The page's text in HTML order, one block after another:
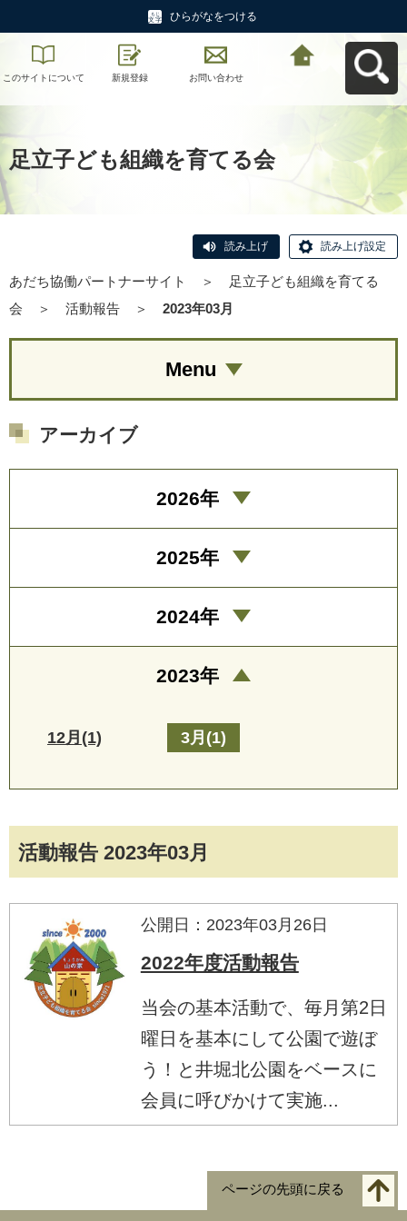
ひらがなをつける
このサイトについて 新規登録 お問い合わせ
足立子ども組織を育てる会
読み上げ 読み上げ設定
あだち協働パートナーサイト ＞
足立子ども組織を育てる
会
＞ 活動報告 ＞ 2023年03月
活動報告 2023年03月
公開日：2023年03月26日
2022年度活動報告
当会の基本活動で、毎月第2日
曜日を基本にして公園で遊ぼ
う！と井堀北公園をベースに
会員に呼びかけて実施...
Menu
アーカイブ
2026年
2025年
2024年
2023年
12月(1) 3月(1)
ページの先頭に戻る